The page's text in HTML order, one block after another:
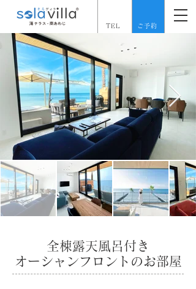
ご予約
TEL
全棟露天風呂付き
オーシャンフロントのお部屋